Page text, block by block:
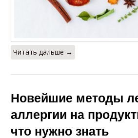
Читать дальше →
Новейшие методы
аллергии на
что нужно знать